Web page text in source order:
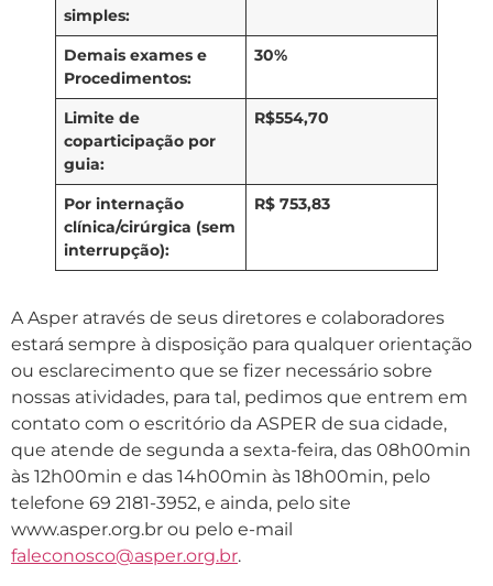
simples:
Demais exames e
Procedimentos:
30%
Limite de
coparticipação por
guia:
R$554,70
Por internação
clínica/cirúrgica (sem
interrupção):
R$ 753,83
A Asper através de seus diretores e colaboradores
estará sempre à disposição para qualquer orientação
ou esclarecimento que se fizer necessário sobre
nossas atividades, para tal, pedimos que entrem em
contato com o escritório da ASPER de sua cidade,
que atende de segunda a sexta-feira, das 08h00min
às 12h00min e das 14h00min às 18h00min, pelo
telefone 69 2181-3952, e ainda, pelo site
www.asper.org.br ou pelo e-mail
faleconosco@asper.org.br.